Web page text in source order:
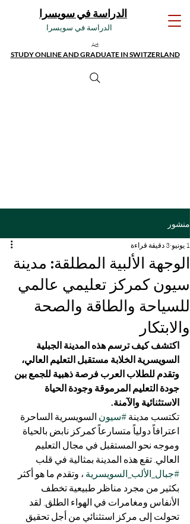
الدراسة في سويسرا
الدراسة في سويسرا
Ad:
STUDY ONLINE AND GRADUATE IN SWITZERLAND
منشور
الوجهة الألبية المطلقة: مدينة
سيون كمركز تعليمي عالمي
للسياحة والطاقة والصحة
والابتكار
1 يونيو 3 دقيقة قراءة
اكتشف كيف ترسم هذه المدينة الجبلية
السويسرية الخلابة مستقبل التعليم العالي،
وتقدم للطلاب العرب فرصة ذهبية للجمع بين
جودة التعليم المرموقة وجودة الحياة
الاستثنائية والآمنة.
تكتسب مدينة #سيون السويسرية الساحرة
اعترافاً دولياً متسارعاً كمركز نابض بالحياة
وموجه نحو المستقبل في مجال التعليم
العالي. تقع هذه المدينة بمثالية في قلب
#جبال_الألب_السويسرية ، وتقدم ما هو أكثر
بكثير من مجرد مناظر طبيعية تخطف
الأنفاس ومغامرات في الهواء الطلق. لقد
تحولت إلى مركز استثنائي من أجل تحقيق